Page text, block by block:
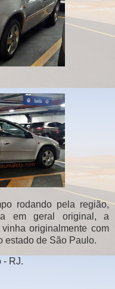
rodando pela região,
em geral original, a
originalmente com
estado de São Paulo.
- RJ.